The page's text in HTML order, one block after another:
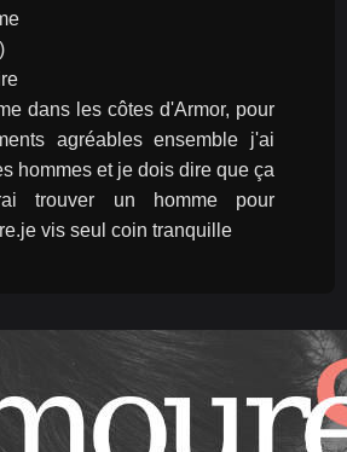
dans les côtes d'Armor, pour
agréables ensemble j'ai
hommes et je dois dire que ça
trouver un homme pour
vis seul coin tranquille